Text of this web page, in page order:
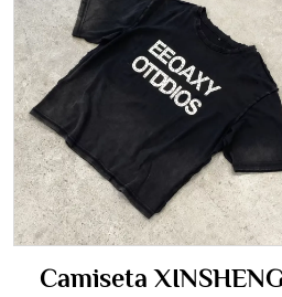
Camiseta